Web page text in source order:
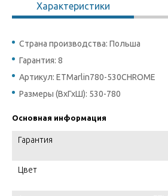
Характеристики
Страна производства: Польша
Гарантия: 8
Артикул: ETMarlin780-530CHROME
Размеры (ВхГхШ): 530-780
Основная информация
Гарантия
Цвет